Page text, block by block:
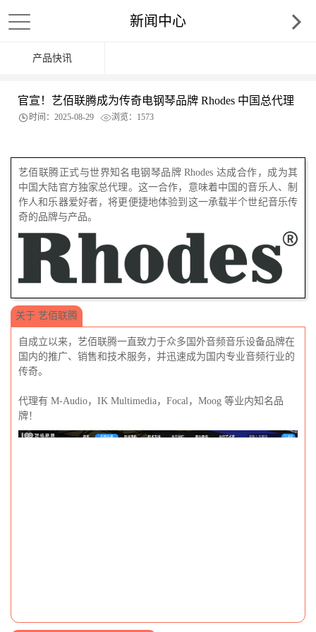
新闻中心
产品快讯
官宣！艺佰联腾成为传奇电钢琴品牌 Rhodes 中国总代理
时间：2025-08-29 浏览：1573
艺佰联腾正式与世界知名电钢琴品牌 Rhodes 达成合作，成为其
中国大陆官方独家总代理。这一合作，意味着中国的音乐人、制
作人和乐器爱好者，将更便捷地体验到这一承载半个世纪音乐传
奇的品牌与产品。
关于 艺佰联腾
自成立以来，艺佰联腾一直致力于众多国外音频音乐设备品牌在
国内的推广、销售和技术服务，并迅速成为国内专业音频行业的
传奇。
代理有 M-Audio，IK Multimedia，Focal，Moog 等业内知名品
牌！